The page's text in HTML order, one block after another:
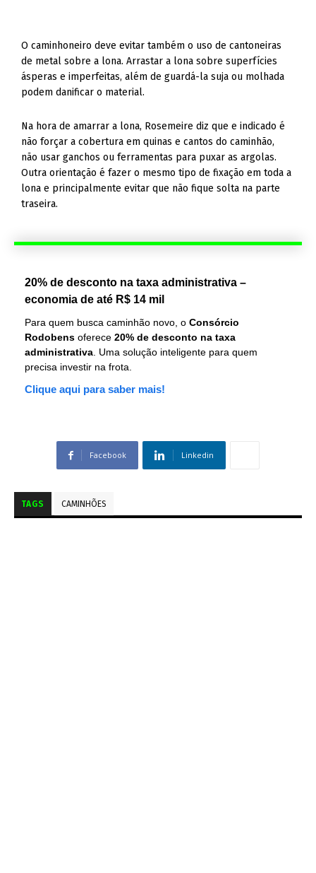
O caminhoneiro deve evitar também o uso de cantoneiras
de metal sobre a lona. Arrastar a lona sobre superfícies
ásperas e imperfeitas, além de guardá-la suja ou molhada
podem danificar o material.
Na hora de amarrar a lona, Rosemeire diz que e indicado é
não forçar a cobertura em quinas e cantos do caminhão,
não usar ganchos ou ferramentas para puxar as argolas.
Outra orientação é fazer o mesmo tipo de fixação em toda a
lona e principalmente evitar que não fique solta na parte
traseira.
20% de desconto na taxa administrativa –
economia de até R$ 14 mil
Para quem busca caminhão novo, o Consórcio
Rodobens oferece 20% de desconto na taxa
administrativa . Uma solução inteligente para quem
precisa investir na frota.
Clique aqui para saber mais!
Facebook Linkedin
TAGS CAMINHÕES